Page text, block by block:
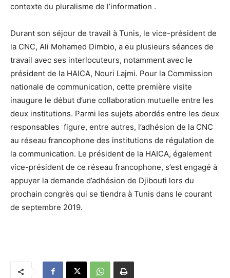
contexte du pluralisme de l’information .
Durant son séjour de travail à Tunis, le vice-président de
la CNC, Ali Mohamed Dimbio, a eu plusieurs séances de
travail avec ses interlocuteurs, notamment avec le
président de la HAICA, Nouri Lajmi. Pour la Commission
nationale de communication, cette première visite
inaugure le début d’une collaboration mutuelle entre les
deux institutions. Parmi les sujets abordés entre les deux
responsables figure, entre autres, l’adhésion de la CNC
au réseau francophone des institutions de régulation de
la communication. Le président de la HAICA, également
vice-président de ce réseau francophone, s’est engagé à
appuyer la demande d’adhésion de Djibouti lors du
prochain congrès qui se tiendra à Tunis dans le courant
de septembre 2019.